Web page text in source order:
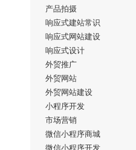
产品拍摄
响应式建站常识
响应式网站建设
响应式设计
外贸推广
外贸网站
外贸网站建设
小程序开发
市场营销
微信小程序商城
微信小程序开发